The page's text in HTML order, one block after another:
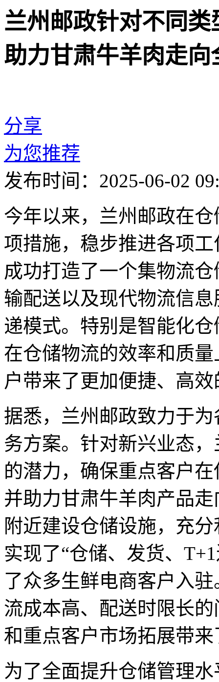
兰州邮政针对不同
助力甘肃牛羊肉走向
分享
为您推荐
发布时间：2025-06-02
今年以来，兰州邮政在
项措施，稳步推进各项
成功打造了一个集物流
输配送以及现代物流信
递模式。特别是智能化
在仓储物流的效率和质
户带来了更加便捷、高
据悉，兰州邮政致力于
务方案。针对新兴业态
的潜力，确保重点客户
并助力甘肃牛羊肉产品
附近建设仓储设施，充
实现了“仓储、发货、
了众多生鲜电商客户入
流成本高、配送时限长
和重点客户市场拓展带
为了全面提升仓储管理